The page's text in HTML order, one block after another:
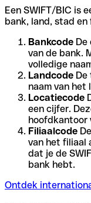
Een SWIFT/BIC is
bank, land, stad
Bankcode
van de bank.
volledige
Landcode
naam van het
Locatiecode
een cijfer.
hoofdkantoor
Filiaalcode
van het filiaal
dat je de
bank hebt.
Ontdek